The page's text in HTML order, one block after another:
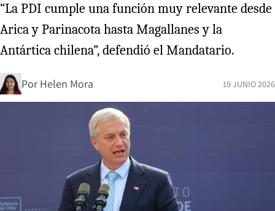
“La PDI cumple una función muy relevante desde
Arica y Parinacota hasta Magallanes y la
Antártica chilena”, defendió el Mandatario.
Por Helen Mora 19 JUNIO 2026